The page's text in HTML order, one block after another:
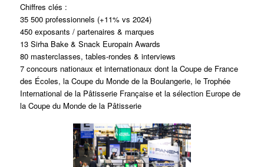
Chiffres clés :
35 500 professionnels (+11% vs 2024)
450 exposants / partenaires & marques
13 Sirha Bake & Snack Europain Awards
80 masterclasses, tables-rondes & interviews
7 concours nationaux et internationaux dont la Coupe de France
des Écoles, la Coupe du Monde de la Boulangerie, le Trophée
International de la Pâtisserie Française et la sélection Europe de
la Coupe du Monde de la Pâtisserie